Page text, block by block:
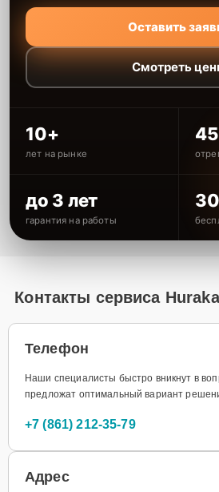
Оставить
Смотреть
10+
лет на рынке
до 3 лет
гарантия на работы
Контакты сервиса
Телефон
Наши специалисты быстро вникнут в
предложат оптимальный вариант
+7 (861) 212-35-79
Адрес